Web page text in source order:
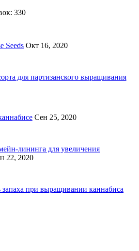
330
Seeds Окт 16, 2020
для партизанского выращивания
Сен 25, 2020
лининга для увеличения
22, 2020
запаха при выращивании каннабиса